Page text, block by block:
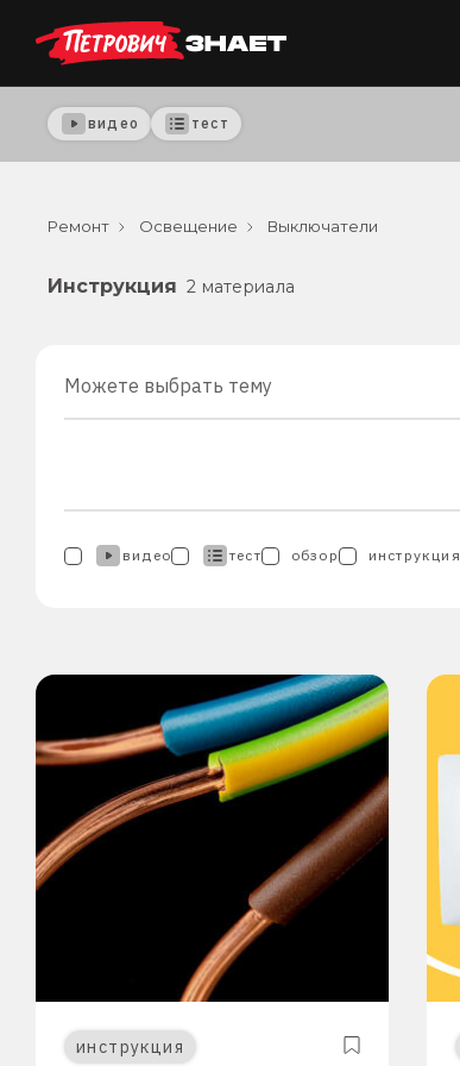
видео тест
Ремонт Освещение Выключатели
Инструкция 2 материала
Можете выбрать тему
видео тест обзор инструкция
инструкция